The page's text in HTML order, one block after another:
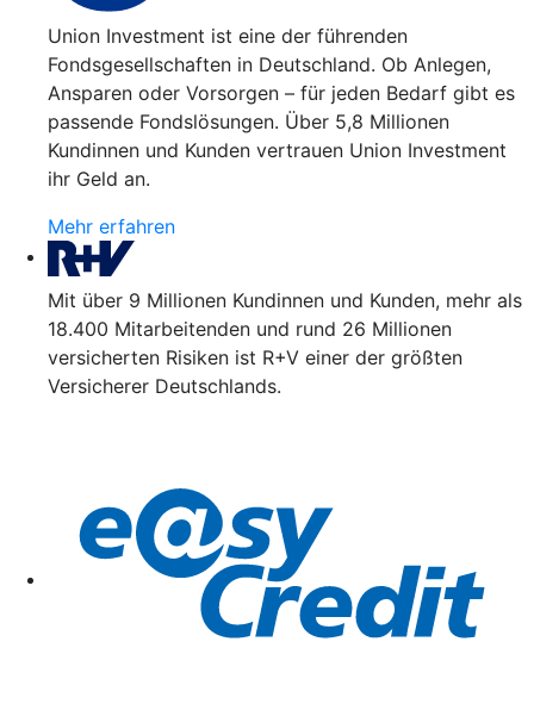
Union Investment ist eine der führenden
Fondsgesellschaften in Deutschland. Ob Anlegen,
Ansparen oder Vorsorgen – für jeden Bedarf gibt es
passende Fondslösungen. Über 5,8 Millionen
Kundinnen und Kunden vertrauen Union Investment
ihr Geld an.
Mehr erfahren
Mit über 9 Millionen Kundinnen und Kunden, mehr als
18.400 Mitarbeitenden und rund 26 Millionen
versicherten Risiken ist R+V einer der größten
Versicherer Deutschlands.